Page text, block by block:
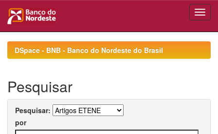
navigationDSpace - BNB - Banco do Nordeste do Brasil
Pesquisar
Pesquisar:
por